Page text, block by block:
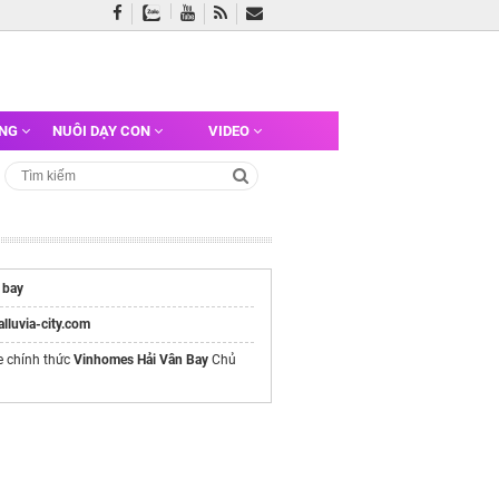
NUÔI DẠY CON VIDEO
city.com
chính thức Vinhomes Hải Vân Bay Chủ